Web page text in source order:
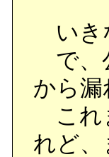
いき
で、
から
これ
れど、